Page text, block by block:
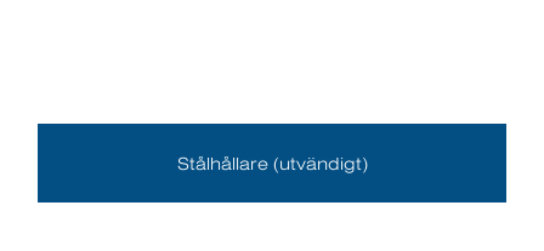
Stålhållare (utvändigt)